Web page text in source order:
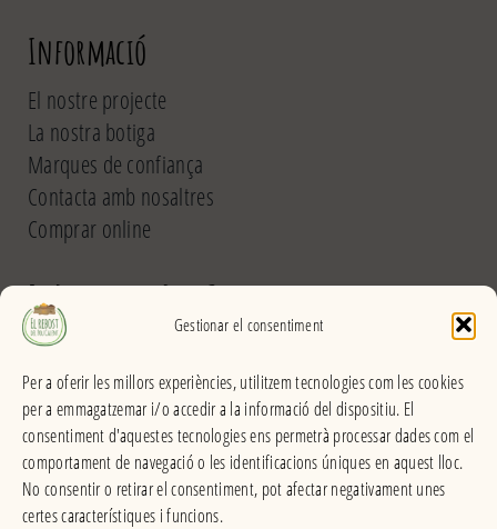
Gestionar el consentiment
Per a oferir les millors experiències, utilitzem tecnologies com les cookies
per a emmagatzemar i/o accedir a la informació del dispositiu. El
consentiment d'aquestes tecnologies ens permetrà processar dades com el
comportament de navegació o les identificacions úniques en aquest lloc.
No consentir o retirar el consentiment, pot afectar negativament unes
certes característiques i funcions.
Informació
El nostre projecte
La nostra botiga
Marques de confiança
Contacta amb nosaltres
Comprar online
El Rebost del Pou Calent
Carrer dels Banys, 31 (La Garriga) >>
Horari
De dilluns a divendres
Matins: 9h – 13:30h
Tardes: 16:30h – 20h
Dissabes: 9h – 13:30h